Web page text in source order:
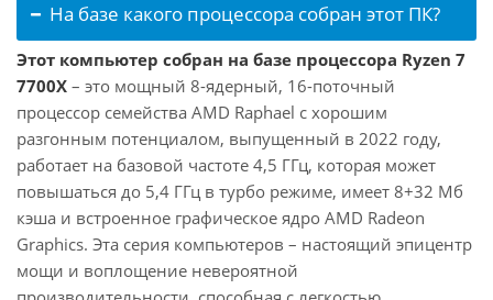
На базе какого процессора собран этот ПК?
Этот компьютер собран на базе процессора Ryzen 7
7700X – это мощный 8-ядерный, 16-поточный
процессор семейства AMD Raphael с хорошим
разгонным потенциалом, выпущенный в 2022 году,
работает на базовой частоте 4,5 ГГц, которая может
повышаться до 5,4 ГГц в турбо режиме, имеет 8+32 Мб
кэша и встроенное графическое ядро AMD Radeon
Graphics. Эта серия компьютеров – настоящий эпицентр
мощи и воплощение невероятной